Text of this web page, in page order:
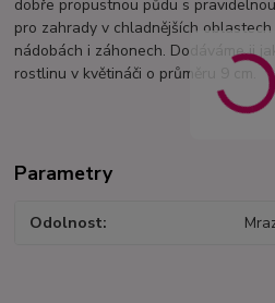
dobře propustnou půdu s
pro zahrady v chladnějších
nádobách i záhonech. Dodáváme ji
rostlinu v květináči o průměru 9 cm.
Parametry
Odolnost